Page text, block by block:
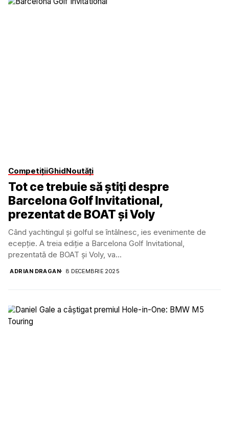
CompetițiiGhidNoutăți
Tot ce trebuie să știți despre
Barcelona Golf Invitational,
prezentat de BOAT și Voly
Când yachtingul și golful se întâlnesc, ies evenimente de
ecepție. A treia ediție a Barcelona Golf Invitational,
prezentată de BOAT și Voly, va...
ADRIAN DRAGAN 8 DECEMBRIE 2025